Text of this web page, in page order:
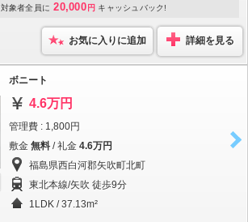
対象者全員に 20,000 円 キャッシュバック!
お気に入りに追加 詳細を見る
ボニート
4.6万円
管理費 : 1,800円
敷金 無料 / 礼金 4.6万円
福島県西白河郡矢吹町北町
東北本線/矢吹 徒歩9分
1LDK / 37.13m²